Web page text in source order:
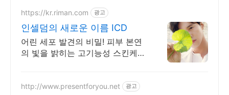
https://kr.riman.com 광고
인셀덤의 새로운 이름 ICD
어린 세포 발견의 비밀! 피부 본연
의 빛을 밝히는 고기능성 스킨케어
http://www.presentforyou.net 광고